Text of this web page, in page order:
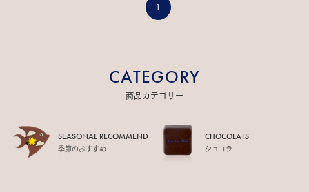
1
CATEGORY
商品カテゴリー
SEASONAL RECOMMEND
季節のおすすめ
CHOCOLATS
ショコラ